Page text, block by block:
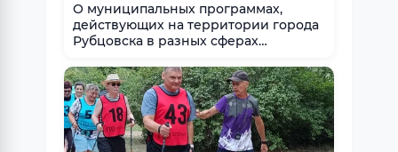
О муниципальных программах,
действующих на территории города
Рубцовска в разных сферах
деятельности